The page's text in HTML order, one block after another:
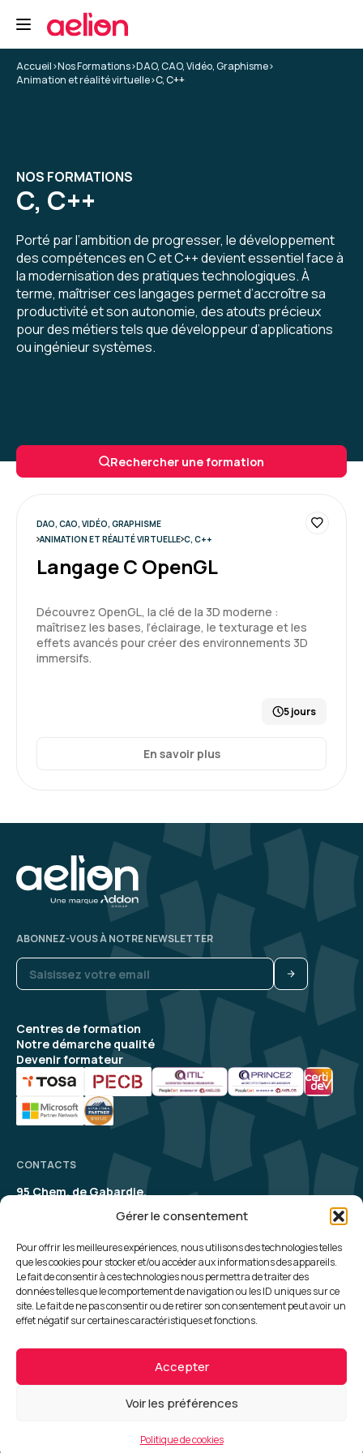
Gérer le consentement
Pour offrir les meilleures expériences, nous utilisons des technologies telles
que les cookies pour stocker et/ou accéder aux informations des appareils.
Le fait de consentir à ces technologies nous permettra de traiter des
données telles que le comportement de navigation ou les ID uniques sur ce
site. Le fait de ne pas consentir ou de retirer son consentement peut avoir un
effet négatif sur certaines caractéristiques et fonctions.
Accepter
Voir les préférences
Politique de cookies
Accueil>Nos Formations>DAO, CAO, Vidéo, Graphisme>
Animation et réalité virtuelle>C, C++
NOS FORMATIONS
C, C++
Porté par l’ambition de progresser, le développement
des compétences en C et C++ devient essentiel face à
la modernisation des pratiques technologiques. À
terme, maîtriser ces langages permet d’accroître sa
productivité et son autonomie, des atouts précieux
pour des métiers tels que développeur d’applications
ou ingénieur systèmes.
Rechercher une formation
DAO, CAO, VIDÉO, GRAPHISME
ANIMATION ET RÉALITÉ VIRTUELLE C, C++
Langage C OpenGL
Découvrez OpenGL, la clé de la 3D moderne :
maîtrisez les bases, l’éclairage, le texturage et les
effets avancés pour créer des environnements 3D
immersifs.
5 jours
En savoir plus
Centres de formation
Notre démarche qualité
Devenir formateur
ABONNEZ-VOUS À NOTRE NEWSLETTER
CONTACTS
95 Chem. de Gabardie,
contact@aelion.com
UNE QUESTION, UN RENSEIGNEMENT ?
Contactez-nous
CGV
Politique de cookies